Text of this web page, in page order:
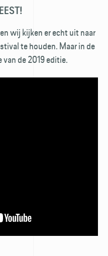
wij kijken er echt uit naar
te houden. Maar in de
de 2019 editie.